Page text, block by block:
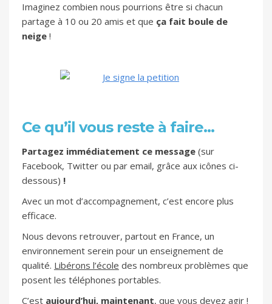
Imaginez combien nous pourrions être si chacun
partage à 10 ou 20 amis et que ça fait boule de
neige!
Ce qu’il vous reste à faire…
Partagez immédiatement ce message (sur
Facebook, Twitter ou par email, grâce aux icônes ci-
dessous) !
Avec un mot d’accompagnement, c’est encore plus
efficace.
Nous devons retrouver, partout en France, un
environnement serein pour un enseignement de
qualité. Libérons l’école des nombreux problèmes que
posent les téléphones portables.
C’est aujourd’hui, maintenant, que vous devez agir !